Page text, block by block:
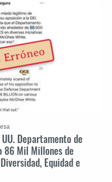
Departamento de
86 Mil Millones de
Equidad e